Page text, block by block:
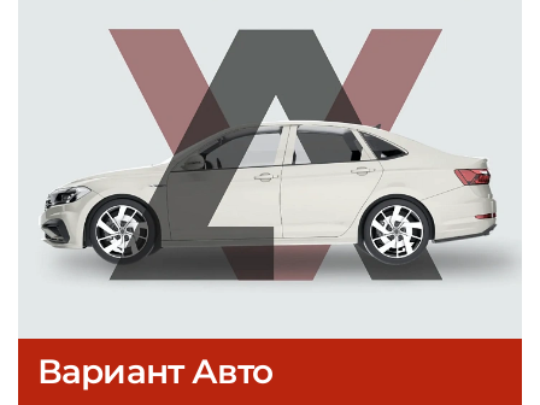
Вариант Авто